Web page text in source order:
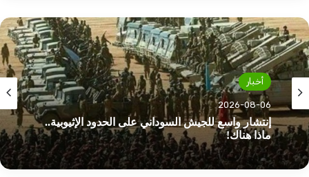
أخبار
2026-08-06
إنتشار واسع للجيش السوداني على الحدود الإثيوبية..
ماذا هناك!